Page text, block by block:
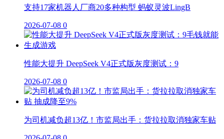
支持17家机器人厂商20多种构型 蚂蚁灵波LingB
2026-07-08 0
性能大提升 DeepSeek V4正式版灰度测试：9
2026-07-08 0
为司机减负超13亿！市监局出手：货拉拉取消独家车贴